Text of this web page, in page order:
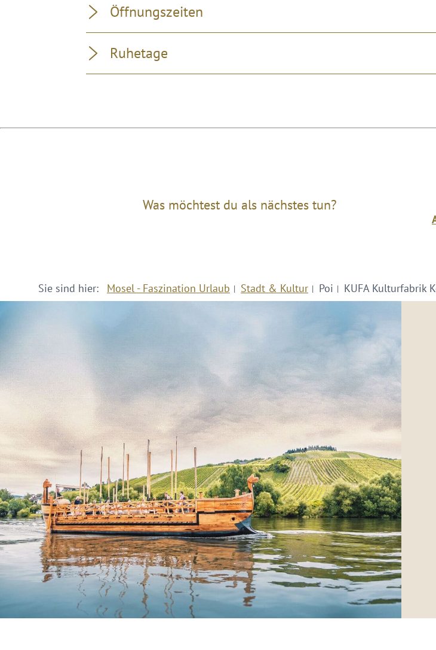
Öffnungszeiten
Ruhetage
Was möchtest du als nächstes tun?
Sie sind hier: Mosel - Faszination Urlaub Stadt & Kultur Poi KUFA Kulturfabrik